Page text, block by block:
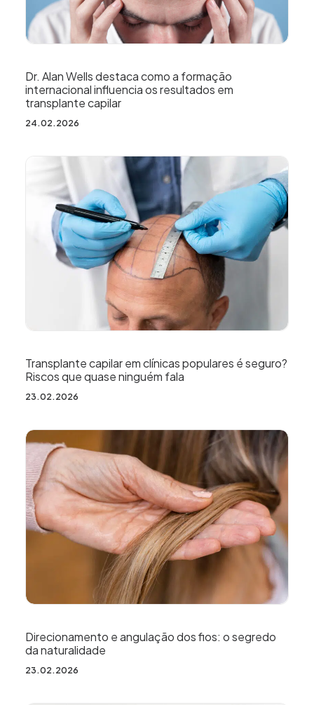
Dr. Alan Wells destaca como a formação
internacional influencia os resultados em
transplante capilar
24.02.2026
Transplante capilar em clínicas populares é seguro?
Riscos que quase ninguém fala
23.02.2026
Direcionamento e angulação dos fios: o segredo
da naturalidade
23.02.2026